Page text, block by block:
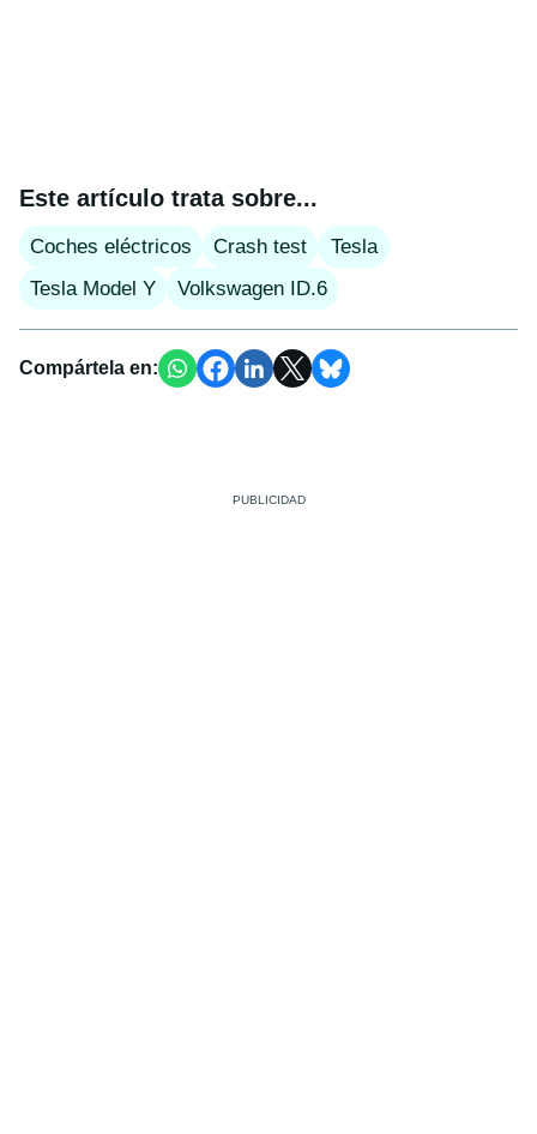
Este artículo trata sobre...
Coches eléctricos Crash test
Tesla
Tesla Model Y
Volkswagen ID.6
Compártela en: